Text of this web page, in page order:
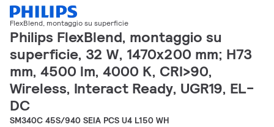
FlexBlend, montaggio su superficie
Philips FlexBlend, montaggio su
superficie, 32 W, 1470x200 mm; H73
mm, 4500 lm, 4000 K, CRI>90,
Wireless, Interact Ready, UGR19, EL-
DC
SM340C 45S/940 SEIA PCS U4 L150 WH